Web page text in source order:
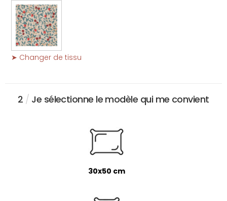
➤ Changer de tissu
2 / Je sélectionne le modèle qui me convient
30x50 cm